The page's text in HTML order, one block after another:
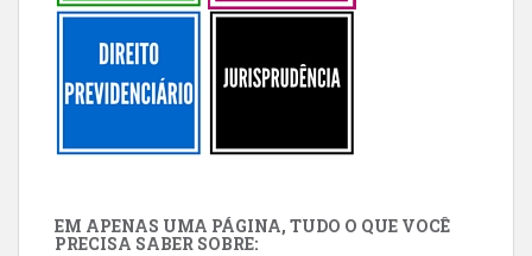
EM APENAS UMA PÁGINA, TUDO O QUE VOCÊ
PRECISA SABER SOBRE: